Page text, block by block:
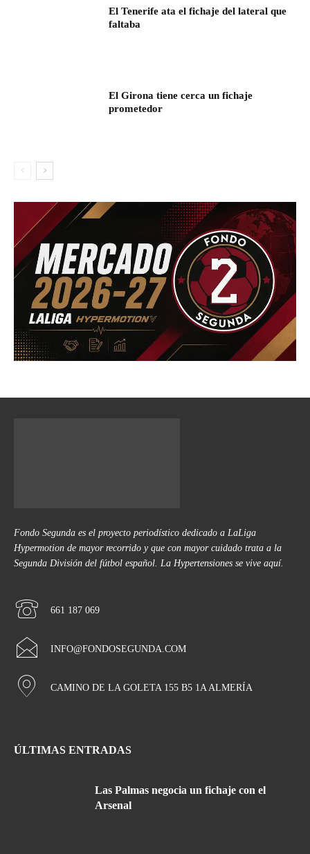
El Tenerife ata el fichaje del lateral que
faltaba
El Girona tiene cerca un fichaje
prometedor
Fondo Segunda es el proyecto periodístico dedicado a LaLiga
Hypermotion de mayor recorrido y que con mayor cuidado trata a la
Segunda División del fútbol español. La Hypertensiones se vive aquí.
661 187 069
INFO@FONDOSEGUNDA.COM
CAMINO DE LA GOLETA 155 B5 1A ALMERÍA
ÚLTIMAS ENTRADAS
Las Palmas negocia un fichaje con el
Arsenal